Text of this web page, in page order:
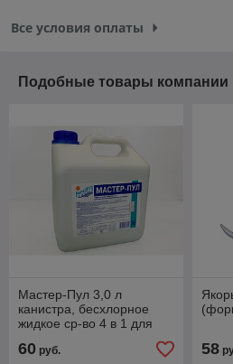
Все условия оплаты
Подобные товары компании
Мастер-Пул 3,0 л
канистра, бесхлорное
жидкое ср-во 4 в 1 для
обеззараживания чистки
воды
60 руб. 58